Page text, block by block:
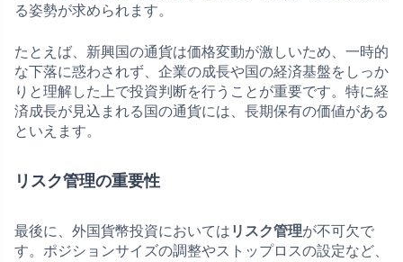
る姿勢が求められます。
たとえば、新興国の通貨は価格変動が激しいため、一時的
な下落に惑わされず、企業の成長や国の経済基盤をしっか
りと理解した上で投資判断を行うことが重要です。特に経
済成長が見込まれる国の通貨には、長期保有の価値がある
といえます。
リスク管理の重要性
最後に、外国貨幣投資においては リスク管理が不可欠で
す。ポジションサイズの調整やストップロスの設定など、